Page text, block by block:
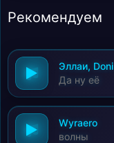
Рекомендуем
Эллаи, Doni
Да ну её
Wyraero
волны